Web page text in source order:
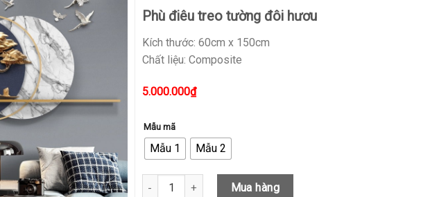
Phù điêu treo tường đôi hươu
Kích thước: 60cm x 150cm
Chất liệu: Composite
5.000.000₫
Mẫu mã
Mẫu 1 Mẫu 2
Phù Điêu Treo Tường Đôi Hươu Nghệ Thuật quantity
Mua hàng